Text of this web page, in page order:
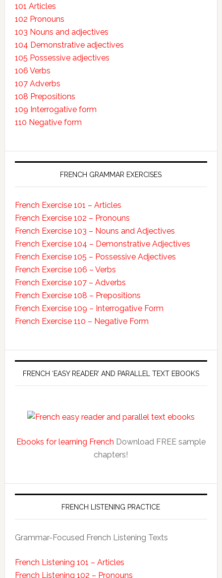
101 Articles
102 Pronouns
103 Nouns and adjectives
104 Demonstrative adjectives
105 Possessive adjectives
106 Verbs
107 Adverbs
108 Prepositions
109 Interrogative form
110 Negative form
FRENCH GRAMMAR EXERCISES
French Exercise 101 – Articles
French Exercise 102 – Pronouns
French Exercise 103 – Nouns and Adjectives
French Exercise 104 – Demonstrative Adjectives
French Exercise 105 – Possessive Adjectives
French Exercise 106 – Verbs
French Exercise 107 – Adverbs
French Exercise 108 – Prepositions
French Exercise 109 – Interrogative Form
French Exercise 110 – Negative Form
FRENCH ‘EASY READER’ AND PARALLEL TEXT EBOOKS
Ebooks for learning French Download FREE sample
chapters!
FRENCH LISTENING PRACTICE
Grammar-Focused French Listening Texts
French Listening 101 – Articles
French Listening 102 – Pronouns